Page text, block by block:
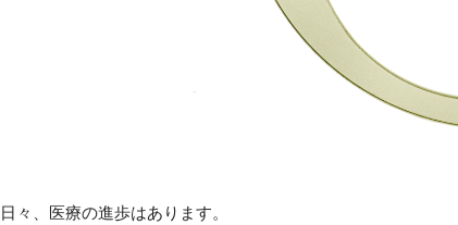
日々、医療の進歩はあります。